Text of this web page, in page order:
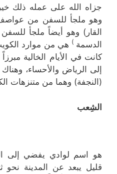
جزاه الله على عمله ذلك
وهو ملجأ للسفن من عواصف
القار) وهو أيضاً ملجأ
الدسمة ) هي من موارد
كانت في الأيام الخالية
إلى الرياض والأحساء،
(النجفة) وهما من متنزهات
الشِعب
هو اسم لوادي يفضي إلى
قليل يبعد عن المدينة نحو